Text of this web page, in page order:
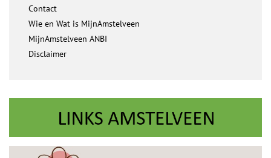
Contact
Wie en Wat is MijnAmstelveen
MijnAmstelveen ANBI
Disclaimer